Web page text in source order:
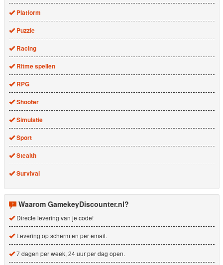
Platform
Puzzle
Racing
Ritme spellen
RPG
Shooter
Simulatie
Sport
Stealth
Survival
Waarom GamekeyDiscounter.nl?
Directe levering van je code!
Levering op scherm en per email.
7 dagen per week, 24 uur per dag open.